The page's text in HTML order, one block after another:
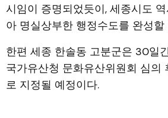
시임이 증명되었듯이, 세종시도
아 명실상부한 행정수도를 완성할
한편 세종 한솔동 고분군은 30일
국가유산청 문화유산위원회 심의
로 지정될 예정이다.